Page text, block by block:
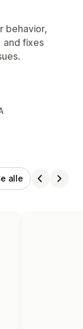
behavior,
and fixes
alle